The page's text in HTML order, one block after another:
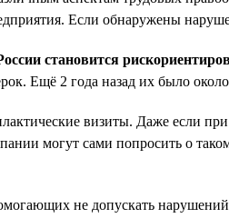
Если обнаружены
становится
Ещё 2 года назад их было
визиты. Даже если
могут сами попросить о
не допускать нарушений